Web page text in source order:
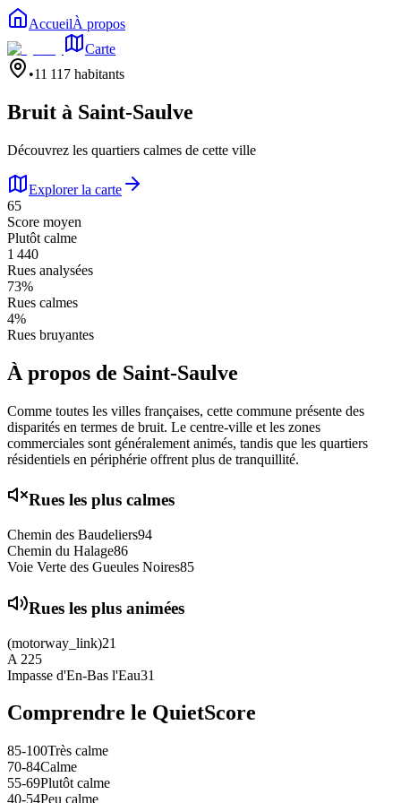
AccueilÀ propos
Carte
•11 117 habitants
Bruit à Saint-Saulve
Découvrez les quartiers calmes de cette ville
Explorer la carte
65
Score moyen
Plutôt calme
1 440
Rues analysées
73%
Rues calmes
4%
Rues bruyantes
À propos de Saint-Saulve
Comme toutes les villes françaises, cette commune présente des
disparités en termes de bruit. Le centre-ville et les zones
commerciales sont généralement animés, tandis que les quartiers
résidentiels en périphérie offrent plus de tranquillité.
Rues les plus calmes
Chemin des Baudeliers94
Chemin du Halage86
Voie Verte des Gueules Noires85
Rues les plus animées
(motorway_link)21
A 225
Impasse d'En-Bas l'Eau31
Comprendre le QuietScore
85-100Très calme
70-84Calme
55-69Plutôt calme
40-54Peu calme